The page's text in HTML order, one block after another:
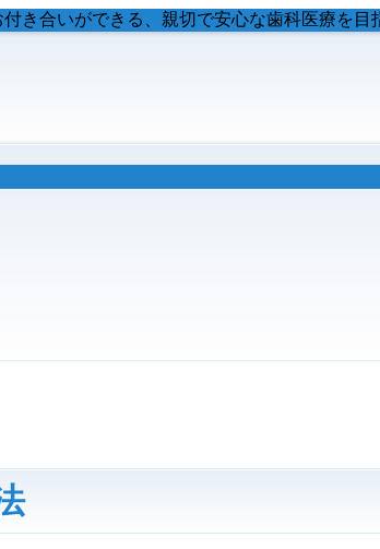
き合いができる、親切で安心な歯科医療を目